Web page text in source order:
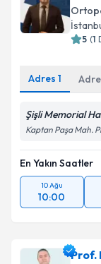
5 (1
Adres 1
Şişli Memorial
Kaptan Paşa Mah.
En Yakın Saatler
10 Ağu
10:00
Prof.